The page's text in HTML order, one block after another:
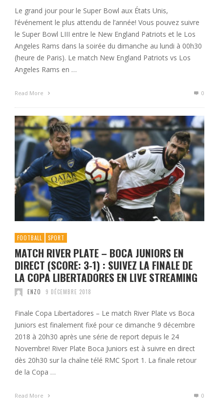
Le grand jour pour le Super Bowl aux États Unis,
l’événement le plus attendu de l’année! Vous pouvez suivre
le Super Bowl LIII entre le New England Patriots et le Los
Angeles Rams dans la soirée du dimanche au lundi à 00h30
(heure de Paris). Le match New England Patriots vs Los
Angeles Rams en …
Read More 0
FOOTBALL SPORT
MATCH RIVER PLATE – BOCA JUNIORS EN
DIRECT (SCORE: 3-1) : SUIVEZ LA FINALE DE
LA COPA LIBERTADORES EN LIVE STREAMING
ENZO 9 DÉCEMBRE 2018
Finale Copa Libertadores – Le match River Plate vs Boca
Juniors est finalement fixé pour ce dimanche 9 décembre
2018 à 20h30 après une série de report depuis le 24
Novembre! River Plate Boca Juniors est à suivre en direct
dès 20h30 sur la chaîne télé RMC Sport 1. La finale retour
de la Copa …
Read More 0